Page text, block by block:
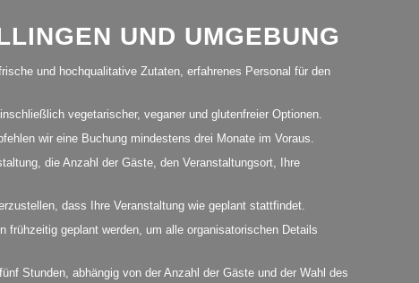
UND UMGEBUNG
und hochqualitative Zutaten, erfahrenes Personal für den
vegetarischer, veganer und glutenfreier Optionen.
wir eine Buchung mindestens drei Monate im Voraus.
die Anzahl der Gäste, den Veranstaltungsort, Ihre
dass Ihre Veranstaltung wie geplant stattfindet.
geplant werden, um alle organisatorischen Details
Stunden, abhängig von der Anzahl der Gäste und der Wahl des